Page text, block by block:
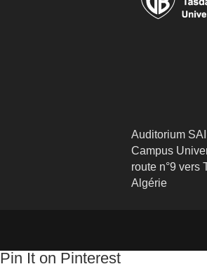
Auditorium
Campus
route n°9 vers
Algérie
Pin It on Pinterest